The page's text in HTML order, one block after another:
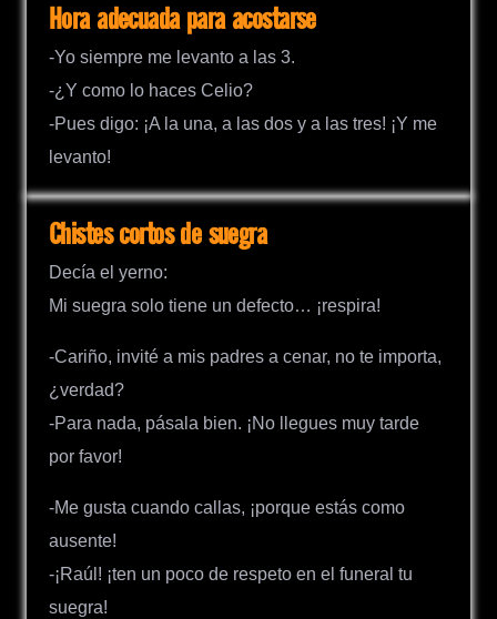
Hora adecuada para acostarse
-Yo siempre me levanto a las 3.
-¿Y como lo haces Celio?
-Pues digo: ¡A la una, a las dos y a las tres! ¡Y me
levanto!
Chistes cortos de suegra
Decía el yerno:
Mi suegra solo tiene un defecto… ¡respira!
-Cariño, invité a mis padres a cenar, no te importa,
¿verdad?
-Para nada, pásala bien. ¡No llegues muy tarde
por favor!
-Me gusta cuando callas, ¡porque estás como
ausente!
-¡Raúl! ¡ten un poco de respeto en el funeral tu
suegra!